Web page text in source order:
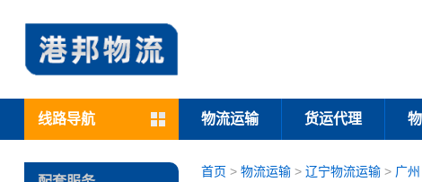
线路导航 物流运输 货运代理
首页 > 物流运输> 辽宁物流运输> 广